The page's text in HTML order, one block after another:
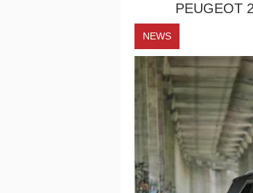
PEUGEOT
NEWS